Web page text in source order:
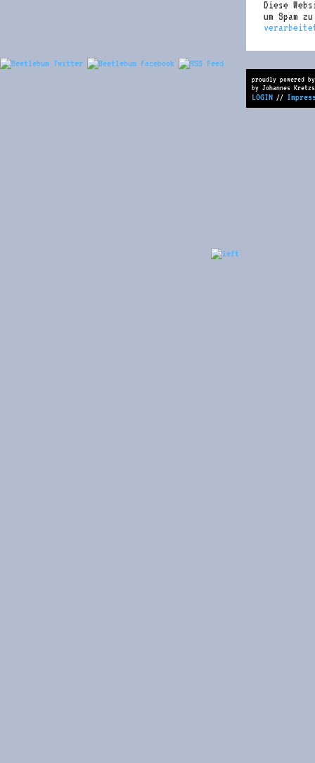
Diese
um Spam
proudly powered
by Johannes
LOGIN //